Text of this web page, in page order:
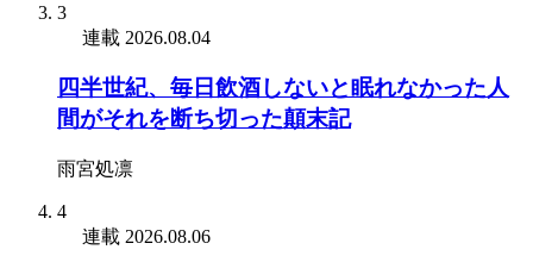
3
連載 2026.08.04
四半世紀、毎日飲酒しないと眠れなかった人
間がそれを断ち切った顛末記
雨宮処凛
4
連載 2026.08.06